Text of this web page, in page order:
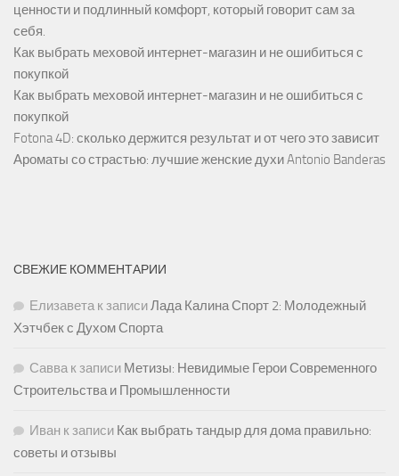
ценности и подлинный комфорт, который говорит сам за
себя.
Как выбрать меховой интернет-магазин и не ошибиться с
покупкой
Как выбрать меховой интернет-магазин и не ошибиться с
покупкой
Fotona 4D: сколько держится результат и от чего это зависит
Ароматы со страстью: лучшие женские духи Antonio Banderas
СВЕЖИЕ КОММЕНТАРИИ
Елизаветак записиЛада Калина Спорт 2: Молодежный
Хэтчбек с Духом Спорта
Саввак записи Метизы: Невидимые Герои Современного
Строительства и Промышленности
Иван к записи Как выбрать тандыр для дома правильно:
советы и отзывы